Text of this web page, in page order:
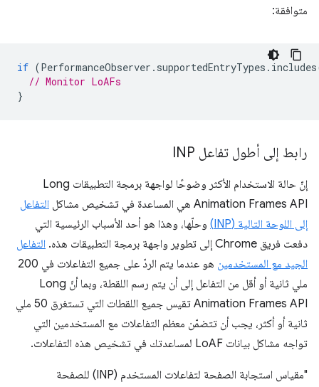
متوافقة:
if (PerformanceObserver . supportedEntryTypes . includes
// Monitor LoAFs
}
رابط إلى أطول تفاعل INP
إنّ حالة الاستخدام الأكثر وضوحًا لواجهة برمجة التطبيقات Long
Animation Frames API هي المساعدة في تشخيص مشاكل
التفاعل
إلى اللوحة التالية (INP)
وحلّها، وهذا هو أحد الأسباب الرئيسية التي
دفعت فريق Chrome إلى تطوير واجهة برمجة التطبيقات هذه.
التفاعل
الجيد مع المستخدمين
هو عندما يتم الردّ على جميع التفاعلات في 200
ملي ثانية أو أقل من التفاعل إلى أن يتم رسم اللقطة، وبما أنّ Long
Animation Frames API تقيس جميع اللقطات التي تستغرق 50 ملي
ثانية أو أكثر، يجب أن تتضمّن معظم التفاعلات مع المستخدمين التي
تواجه مشاكل بيانات LoAF لمساعدتك في تشخيص هذه التفاعلات.
"مقياس استجابة الصفحة لتفاعلات المستخدم (INP) للصفحة